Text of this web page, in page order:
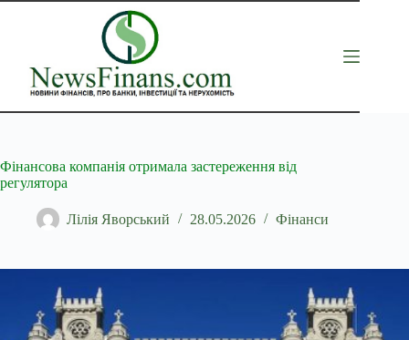
Перейти
Фінансова компанія отримала застереження від
регулятора
Лілія Яворський 28.05.2026 Фінанси